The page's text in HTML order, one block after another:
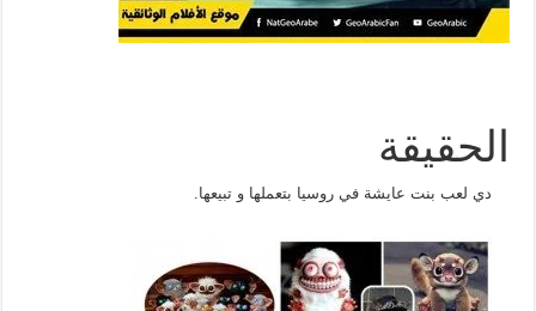
الحقيقة
دي لعب بنت عايشة في روسيا بتعملها و تبيعها.